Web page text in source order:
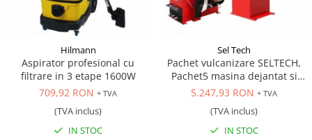
Hilmann
Aspirator profesional cu
filtrare in 3 etape 1600W
709,92 RON + TVA
(TVA inclus)
IN STOC
Sel Tech
Pachet vulcanizare SELTECH,
Pachet5 masina dejantat si
masina echilibrat 24 inch,
5.247,93 RON + TVA
(TVA inclus)
IN STOC